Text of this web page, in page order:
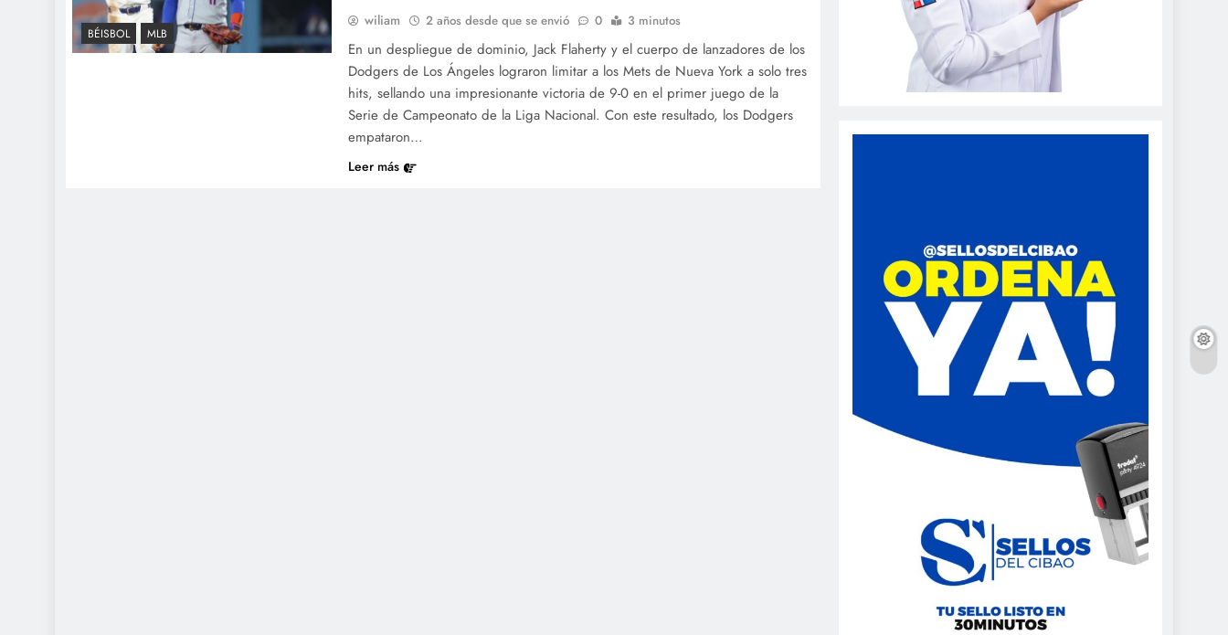
BÉISBOL MLB
wiliam 2 años desde que se envió 0 3 minutos
En un despliegue de dominio, Jack Flaherty y el cuerpo de lanzadores de los
Dodgers de Los Ángeles lograron limitar a los Mets de Nueva York a solo tres
hits, sellando una impresionante victoria de 9-0 en el primer juego de la
Serie de Campeonato de la Liga Nacional. Con este resultado, los Dodgers
empataron…
Leer más